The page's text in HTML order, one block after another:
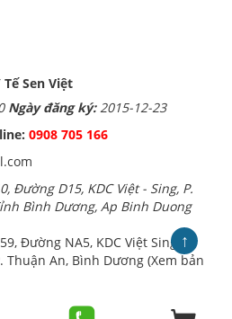
Sen Việt
Ngày đăng ký: 2015-12-23
0908 705 166
Đường D15, KDC Việt - Sing, P.
Bình Dương, Ap Binh Duong
Đường NA5, KDC Việt Sing,
Thuận An, Bình Dương (Xem bản
↑